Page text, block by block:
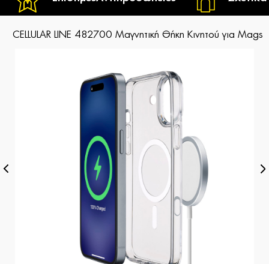
CELLULAR LINE 482700 Μαγνητική Θήκη Κινητού για